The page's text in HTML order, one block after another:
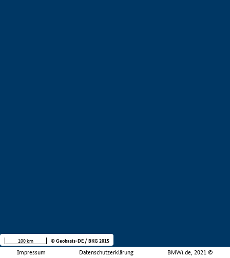
Impressum Datenschutzerklärung BMWi.de, 2021 ©
100 km © Geobasis-DE / BKG 2015